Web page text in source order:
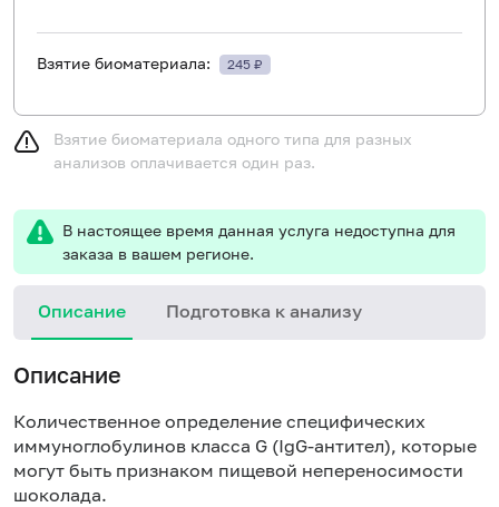
Взятие биоматериала: 245 ₽
Взятие биоматериала одного типа для разных
анализов оплачивается один раз.
В настоящее время данная услуга недоступна для
заказа в вашем регионе.
Описание Подготовка к анализу
Описание
Количественное определение специфических
иммуноглобулинов класса G (IgG-антител), которые
могут быть признаком пищевой непереносимости
шоколада.